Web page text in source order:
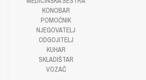
KONOBAR
POMOĆNIK
NJEGOVATELJ
ODGOJITELJ
KUHAR
SKLADIŠTAR
VOZAČ